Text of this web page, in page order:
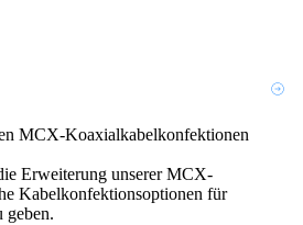
MCX-Koaxialkabelkonfektionen
Erweiterung unserer MCX-
Kabelkonfektionsoptionen für
geben.